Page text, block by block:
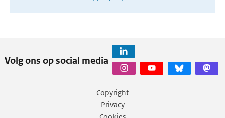
Volg ons op social media
Copyright
Privacy